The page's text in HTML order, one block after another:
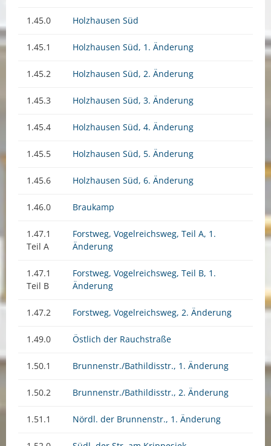
1.45.0 Holzhausen Süd
1.45.1 Holzhausen Süd, 1. Änderung
1.45.2 Holzhausen Süd, 2. Änderung
1.45.3 Holzhausen Süd, 3. Änderung
1.45.4 Holzhausen Süd, 4. Änderung
1.45.5 Holzhausen Süd, 5. Änderung
1.45.6 Holzhausen Süd, 6. Änderung
1.46.0 Braukamp
1.47.1
Teil A
Forstweg, Vogelreichsweg, Teil A, 1.
Änderung
1.47.1
Teil B
Forstweg, Vogelreichsweg, Teil B, 1.
Änderung
1.47.2 Forstweg, Vogelreichsweg, 2. Änderung
1.49.0 Östlich der Rauchstraße
1.50.1 Brunnenstr./Bathildisstr., 1. Änderung
1.50.2 Brunnenstr./Bathildisstr., 2. Änderung
1.51.1 Nördl. der Brunnenstr., 1. Änderung